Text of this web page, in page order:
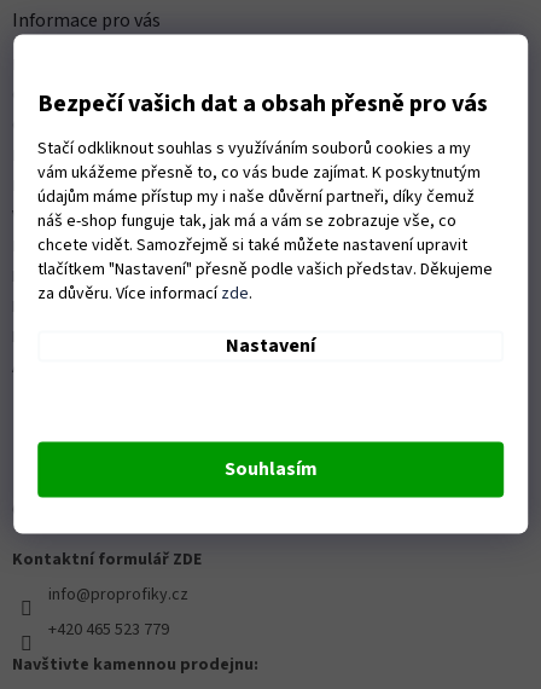
Bezpečí vašich dat a obsah přesně pro vás
Stačí odkliknout souhlas s využíváním souborů cookies a my
vám ukážeme přesně to, co vás bude zajímat. K poskytnutým
údajům máme přístup my i naše důvěrní partneři, díky čemuž
náš e-shop funguje tak, jak má a vám se zobrazuje vše, co
chcete vidět. Samozřejmě si také můžete nastavení upravit
tlačítkem "Nastavení" přesně podle vašich představ. Děkujeme
za důvěru. Více informacízde.
Nastavení
Souhlasím
Informace pro vás
Obchodní podmínky
Možnosti dopravy
Platební možnosti
Vrácení zboží a reklamace
Nákup na splátky
ISO 9001:2015
Autorizovaný servis Husqvarna
Kontaktní formulář ZDE
info@proprofiky.cz
+420 465 523 779
Navštivte kamennou prodejnu: